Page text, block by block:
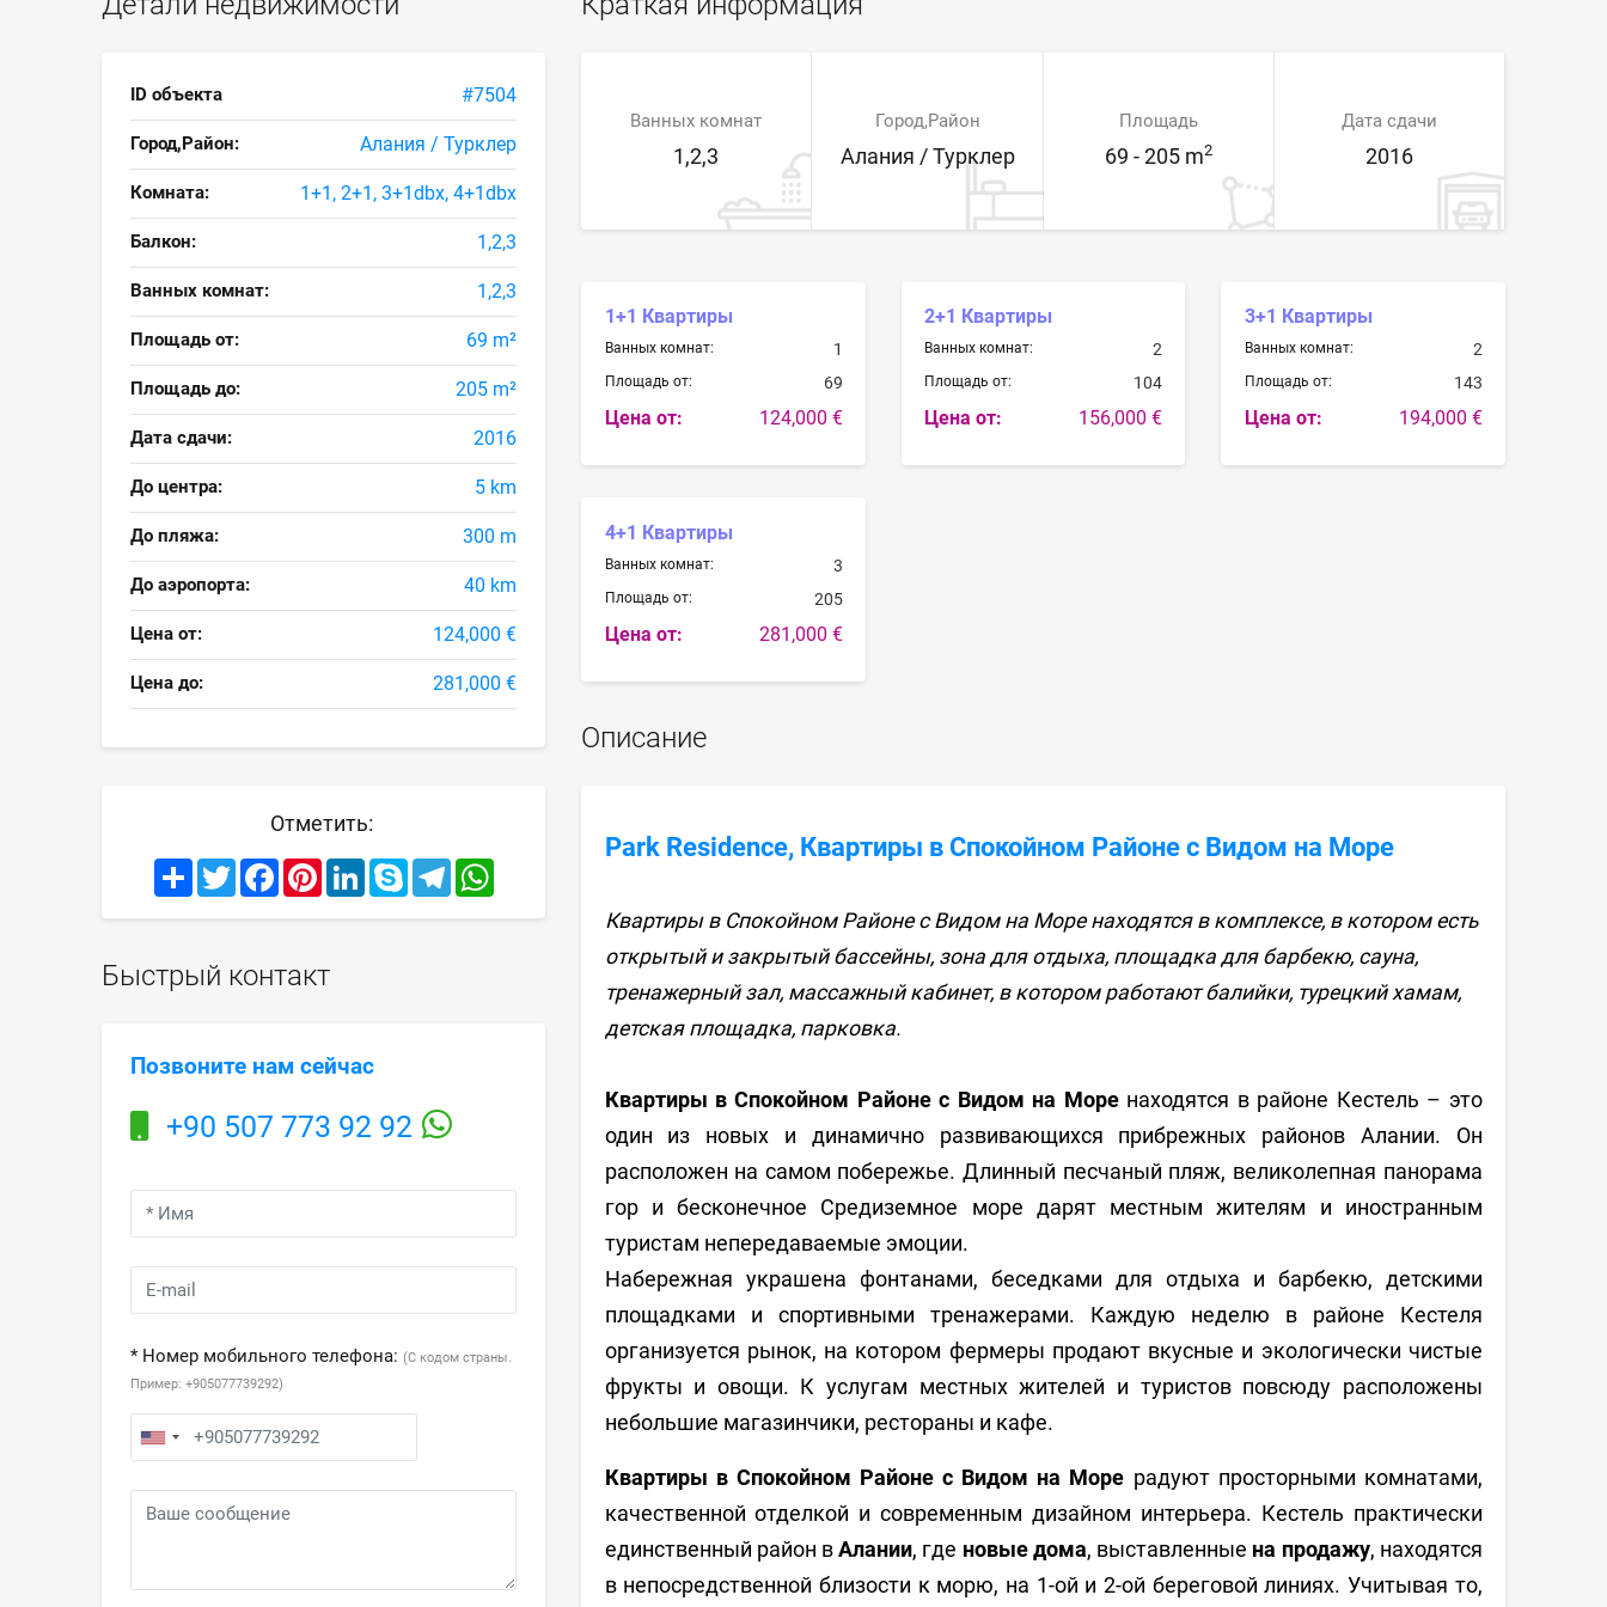
ID объекта #7504
Город,Район: Алания / Турклер
Комната: 1+1, 2+1, 3+1dbx, 4+1dbx
Балкон: 1,2,3
Ванных комнат: 1,2,3
Площадь от: 69 m²
Площадь до: 205 m²
Дата сдачи: 2016
До центра: 5 km
До пляжа: 300 m
До аэропорта: 40 km
Цена от: 124,000 €
Цена до: 281,000 €
Отметить:
ShareTwitterFacebookPinterestLinkedInSkypeTelegramWhatsApp
Быстрый контакт
Позвоните нам сейчас
+90 507 773 92 92
* Номер мобильного телефона: (С кодом страны.
Пример: +905077739292)
Ванных комнат
1,2,3
Город,Район
Алания / Турклер
Площадь
69 - 205 m2
Дата сдачи
2016
1+1 Квартиры
Ванных комнат: 1
Площадь от: 69
Цена от: 124,000 €
2+1 Квартиры
Ванных комнат: 2
Площадь от: 104
Цена от: 156,000 €
3+1 Квартиры
Ванных комнат: 2
Площадь от: 143
Цена от: 194,000 €
4+1 Квартиры
Ванных комнат: 3
Площадь от: 205
Цена от: 281,000 €
Описание
Park Residence, Квартиры в Спокойном Районе с Видом на Море
Квартиры в Спокойном Районе с Видом на Море находятся в комплексе, в котором есть
открытый и закрытый бассейны, зона для отдыха, площадка для барбекю, сауна,
тренажерный зал, массажный кабинет, в котором работают балийки, турецкий хамам,
детская площадка, парковка.
Квартиры в Спокойном Районе с Видом на Море находятся в районе Кестель – это
один из новых и динамично развивающихся прибрежных районов Алании. Он
расположен на самом побережье. Длинный песчаный пляж, великолепная панорама
гор и бесконечное Средиземное море дарят местным жителям и иностранным
туристам непередаваемые эмоции.
Набережная украшена фонтанами, беседками для отдыха и барбекю, детскими
площадками и спортивными тренажерами. Каждую неделю в районе Кестеля
организуется рынок, на котором фермеры продают вкусные и экологически чистые
фрукты и овощи. К услугам местных жителей и туристов повсюду расположены
небольшие магазинчики, рестораны и кафе.
Квартиры в Спокойном Районе с Видом на Море радуют просторными комнатами,
качественной отделкой и современным дизайном интерьера. Кестель практически
единственный район вАлании, где новые дома, выставленные на продажу, находятся
в непосредственной близости к морю, на 1-ой и 2-ой береговой линиях. Учитывая то,